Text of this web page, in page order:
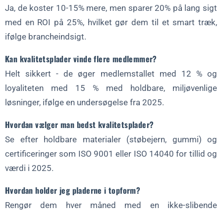
Ja, de koster 10-15% mere, men sparer 20% på lang sigt
med en ROI på 25%, hvilket gør dem til et smart træk,
ifølge brancheindsigt.
Kan kvalitetsplader vinde flere medlemmer?
Helt sikkert - de øger medlemstallet med 12 % og
loyaliteten med 15 % med holdbare, miljøvenlige
løsninger, ifølge en undersøgelse fra 2025.
Hvordan vælger man bedst kvalitetsplader?
Se efter holdbare materialer (støbejern, gummi) og
certificeringer som ISO 9001 eller ISO 14040 for tillid og
værdi i 2025.
Hvordan holder jeg pladerne i topform?
Rengør dem hver måned med en ikke-slibende